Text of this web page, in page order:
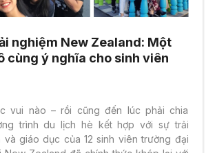
nghiệm New Zealand: Một
cùng ý nghĩa cho sinh viên
vui nào – rồi cũng đến lúc phải chia
trình du lịch hè kết hợp với sự trải
và giáo dục của 12 sinh viên trường đại